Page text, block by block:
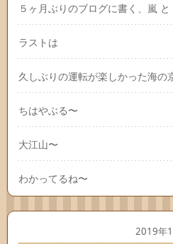
５ヶ月ぶりのブログに書く、嵐
ラストは
久しぶりの運転が楽しかった海の
ちはやぶる〜
大江山〜
わかってるね〜
2019年1